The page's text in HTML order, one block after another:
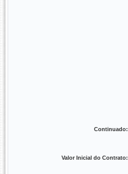
Continuado:
Valor Inicial do Contrato: